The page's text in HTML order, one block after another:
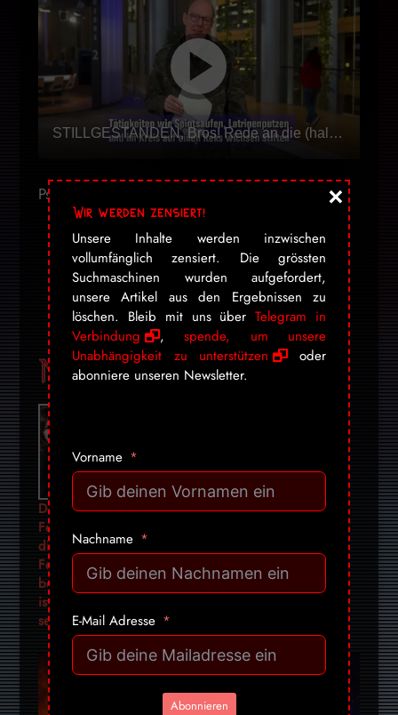
STILLGESTANDEN, Bros! Rede an die (halbe) deutsche Jugend | Martin Sonneborn
Psst, folge uns unauffällig!
telegramyoutube-
play
facebook
x blueskynextdoor
pinterestinstagram
cc-
stripe
rss mail
Mehr für dich:
Der letzte
Feind, den
dieser
Feminismus
besiegen will,
ist der Mensch
selbst
Die Medizin
Krankheiten –
aber keine
Menschen
Die Neue
Geld zum
digitalen
Wir werden zensiert!
Unsere Inhalte werden inzwischen
vollumfänglich zensiert. Die grössten
Suchmaschinen wurden aufgefordert,
unsere Artikel aus den Ergebnissen zu
löschen. Bleib mit uns überTelegram in
Verbindung
, spende, um unsere
Unabhängigkeit zu unterstützen
oder
abonniere unseren Newsletter.
Vorname
Nachname
E-Mail Adresse
Abonnieren
×